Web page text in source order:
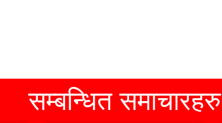
सम्बन्धित समाचारहरु